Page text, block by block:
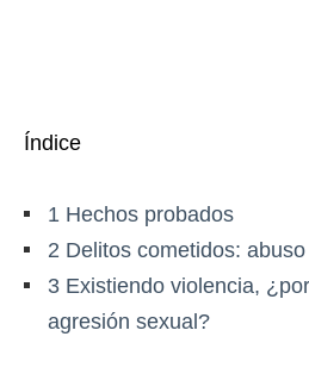
Índice
1 Hechos probados
2 Delitos cometidos:
3 Existiendo violencia,
agresión sexual?